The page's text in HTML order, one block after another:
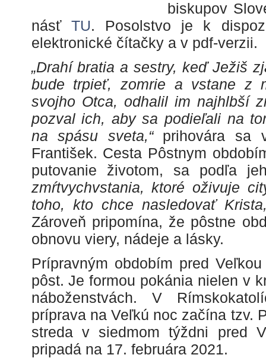
biskupov
násť TU. Posolstvo je k
elektronické čítačky a v pdf-verzii.
„Drahí bratia a sestry, keď Ježiš
bude trpieť, zomrie a vstane z
svojho Otca, odhalil im najhlbší
pozval ich, aby sa podieľali na
na spásu sveta,“ prihovára sa
František. Cesta Pôstnym
putovanie životom, sa podľa
zmŕtvychvstania, ktoré oživuje
toho, kto chce nasledovať
Zároveň pripomína, že pôstne
obnovu viery, nádeje a lásky.
Prípravným obdobím pred
pôst. Je formou pokánia nielen v
náboženstvách. V
príprava na Veľkú noc začína tzv.
streda v siedmom týždni pred
pripadá na 17. februára 2021.